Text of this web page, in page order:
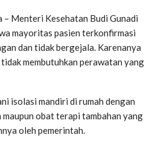
– Menteri Kesehatan Budi Gunadi
mayoritas pasien terkonfirmasi
dan tidak bergejala. Karenanya
membutuhkan perawatan yang
isolasi mandiri di rumah dengan
obat terapi tambahan yang
oleh pemerintah.